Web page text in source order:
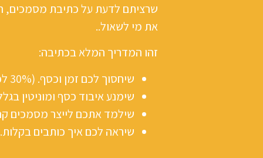
שרציתם לדעת על כתיבת מסמכים,
את מי לשאול..
זהו המדריך המלא בכתיבה:
שיחסוך לכם זמן וכסף. (30% לפחות).
שימנע איבוד כסף ומוניטין
שילמד אתכם לייצר מסמכים
שיראה לכם איך כותבים בקלות.